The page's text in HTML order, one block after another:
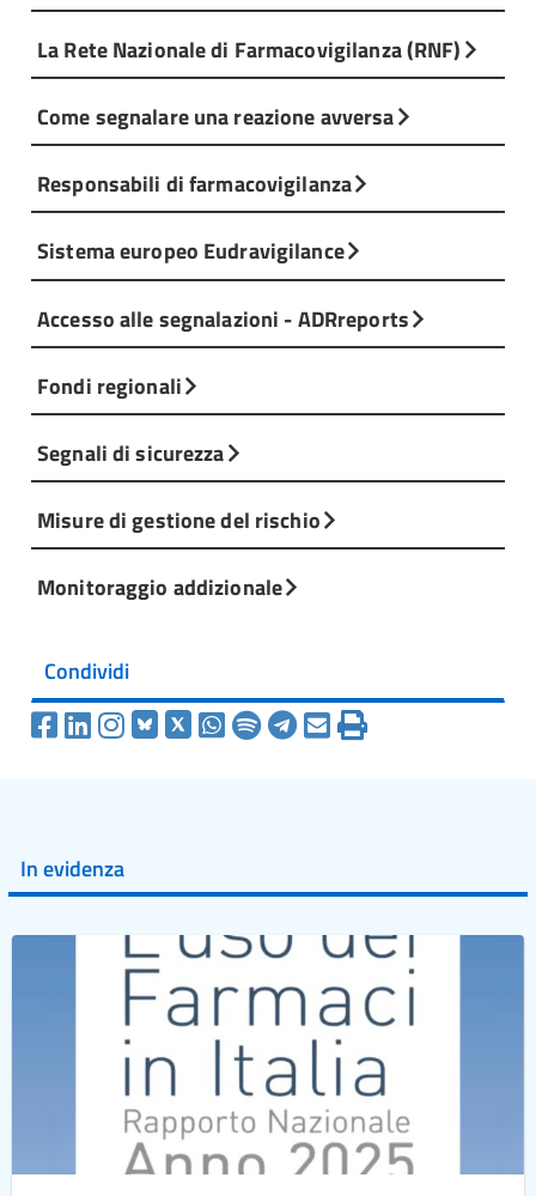
La Rete Nazionale di Farmacovigilanza (RNF)
Come segnalare una reazione avversa
Responsabili di farmacovigilanza
Sistema europeo Eudravigilance
Accesso alle segnalazioni - ADRreports
Fondi regionali
Segnali di sicurezza
Misure di gestione del rischio
Monitoraggio addizionale
Condividi
In evidenza